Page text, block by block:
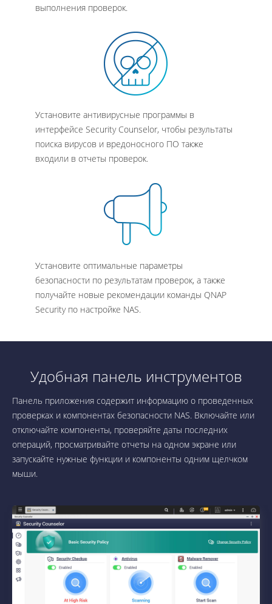
выполнения проверок.
Установите антивирусные программы в
интерфейсе Security Counselor, чтобы результаты
поиска вирусов и вредоносного ПО также
входили в отчеты проверок.
Установите оптимальные параметры
безопасности по результатам проверок, а также
получайте новые рекомендации команды QNAP
Security по настройке NAS.
Удобная панель инструментов
Панель приложения содержит информацию о проведенных
проверках и компонентах безопасности NAS. Включайте или
отключайте компоненты, проверяйте даты последних
операций, просматривайте отчеты на одном экране или
запускайте нужные функции и компоненты одним щелчком
мыши.